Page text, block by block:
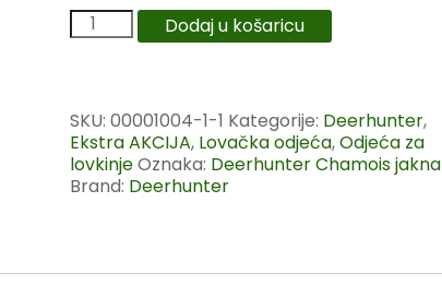
Dodaj u košaricu
SKU: 00001004-1-1 Kategorije: Deerhunter,
Ekstra AKCIJA, Lovačka odjeća,Odjeća za
lovkinjeOznaka: Deerhunter Chamois jakna
Brand: Deerhunter